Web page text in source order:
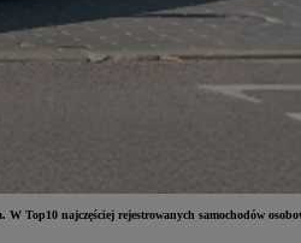
Top10 najczęściej rejestrowanych samochodów